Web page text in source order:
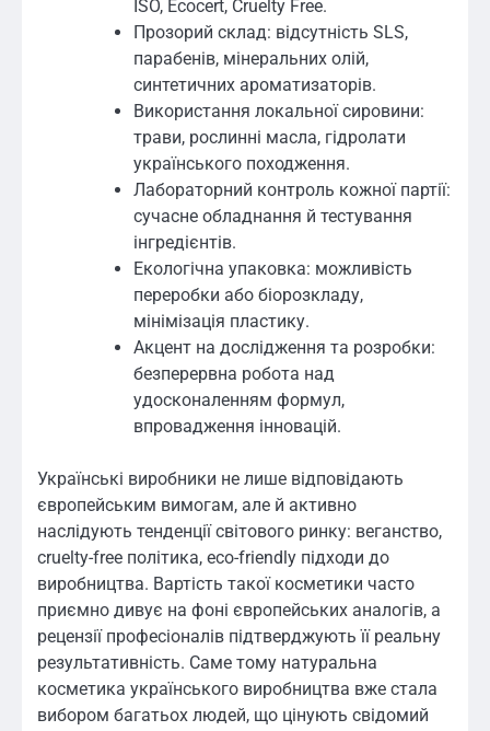
ISO, Ecocert, Cruelty Free.
Прозорий склад: відсутність SLS,
парабенів, мінеральних олій,
синтетичних ароматизаторів.
Використання локальної сировини:
трави, рослинні масла, гідролати
українського походження.
Лабораторний контроль кожної партії:
сучасне обладнання й тестування
інгредієнтів.
Екологічна упаковка: можливість
переробки або біорозкладу,
мінімізація пластику.
Акцент на дослідження та розробки:
безперервна робота над
удосконаленням формул,
впровадження інновацій.
Українські виробники не лише відповідають
європейським вимогам, але й активно
наслідують тенденції світового ринку: веганство,
cruelty-free політика, eco-friendly підходи до
виробництва. Вартість такої косметики часто
приємно дивує на фоні європейських аналогів, а
рецензії професіоналів підтверджують її реальну
результативність. Саме тому натуральна
косметика українського виробництва вже стала
вибором багатьох людей, що цінують свідомий